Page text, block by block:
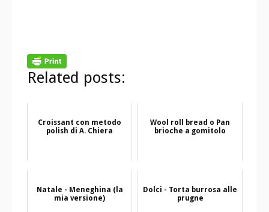
Related posts:
Croissant con metodo
polish di A. Chiera
Wool roll bread o Pan
brioche a gomitolo
Natale - Meneghina (la
mia versione)
Dolci - Torta burrosa alle
prugne